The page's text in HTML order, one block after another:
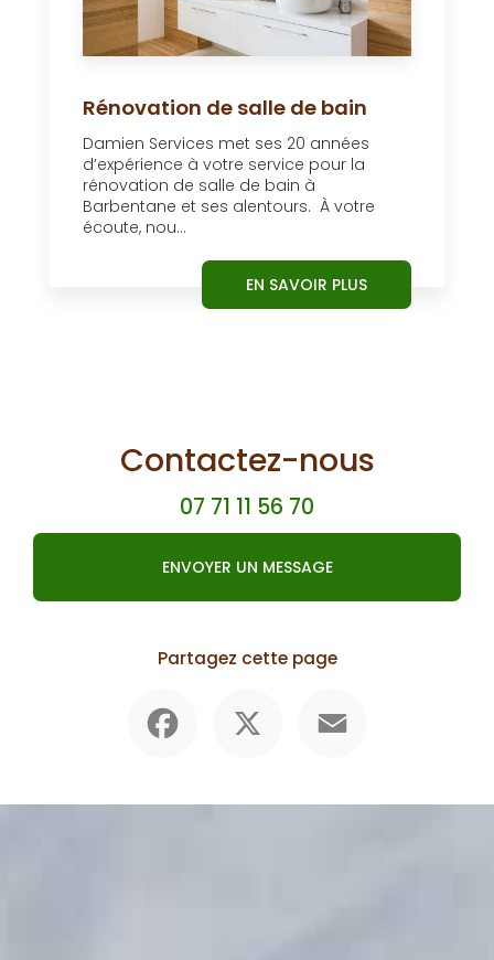
Rénovation de salle de bain
Damien Services met ses 20 années
d’expérience à votre service pour la
rénovation de salle de bain à
Barbentane et ses alentours. À votre
écoute, nou...
EN SAVOIR PLUS
Contactez-nous
07 71 11 56 70
ENVOYER UN MESSAGE
Partagez cette page